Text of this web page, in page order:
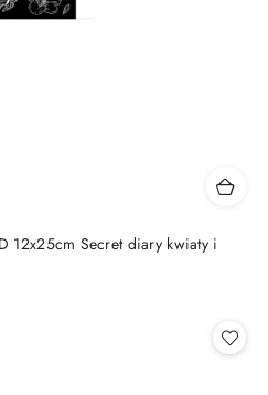
12x25cm Secret diary kwiaty i